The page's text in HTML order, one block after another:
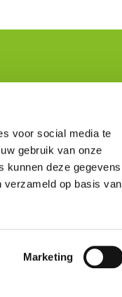
voor social media te
gebruik van onze
kunnen deze gegevens
verzameld op basis van
Marketing